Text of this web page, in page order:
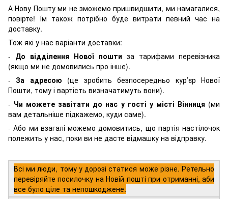
А Нову Пошту ми не зможемо пришвидшити, ми намагалися,
повірте! Їм також потрібно буде витрати певний час на
доставку.
Тож які у нас варіанти доставки:
- До відділення Нової пошти за тарифами перевізника
(якщо ми не домовились про інше).
- За адресою (це зробить безпосередньо кур’єр Нової
Пошти, тому і вартість визначатимуть вони).
- Чи можете завітати до нас у гості у місті Вінниця (ми
вам детальніше підкажемо, куди саме).
- Або ми взагалі можемо домовитись, що партія настілочок
полежить у нас, поки ви не дасте відмашку на відправку.
Всі ми люди, тому у дорозі статися може різне. Ретельно
перевіряйте посилочку на Новій пошті при отриманні, аби
все було ціле та непошкоджене.